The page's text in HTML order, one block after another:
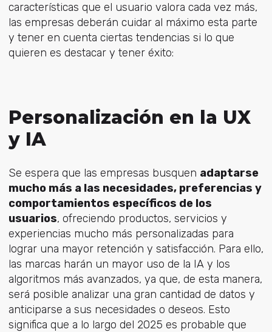
características que el usuario valora cada vez más,
las empresas deberán cuidar al máximo esta parte
y tener en cuenta ciertas tendencias si lo que
quieren es destacar y tener éxito:
Personalización en la UX
y IA
Se espera que las empresas busquen adaptarse
mucho más a las necesidades, preferencias y
comportamientos específicos de los
usuarios, ofreciendo productos, servicios y
experiencias mucho más personalizadas para
lograr una mayor retención y satisfacción. Para ello,
las marcas harán un mayor uso de la IA y los
algoritmos más avanzados, ya que, de esta manera,
será posible analizar una gran cantidad de datos y
anticiparse a sus necesidades o deseos. Esto
significa que a lo largo del 2025 es probable que